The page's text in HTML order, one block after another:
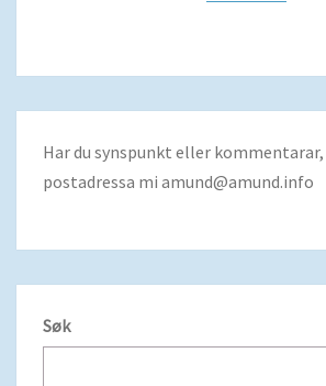
Har du synspunkt eller kommentarar,
postadressa mi amund@amund.info
Søk